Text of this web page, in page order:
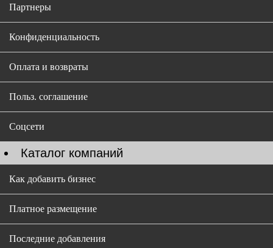
Партнеры
Конфиденциальность
Оплата и возвраты
Польз. соглашение
Соцсети
Каталог компаний
Как добавить бизнес
Платное размещение
Последние добавления